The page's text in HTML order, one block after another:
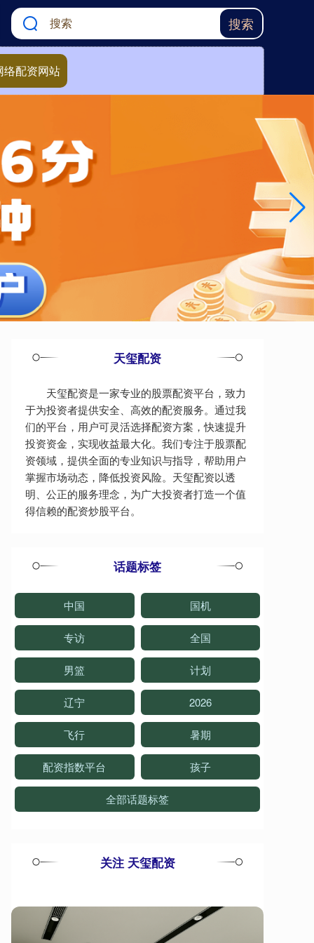
搜索
络配资网站
天玺配资
天玺配资是一家专业的股票配资平台，致力
于为投资者提供安全、高效的配资服务。通过我
们的平台，用户可灵活选择配资方案，快速提升
投资资金，实现收益最大化。我们专注于股票配
资领域，提供全面的专业知识与指导，帮助用户
掌握市场动态，降低投资风险。天玺配资以透
明、公正的服务理念，为广大投资者打造一个值
得信赖的配资炒股平台。
话题标签
中国 国机
专访 全国
男篮 计划
辽宁 2026
飞行 暑期
配资指数平台 孩子
全部话题标签
关注 天玺配资